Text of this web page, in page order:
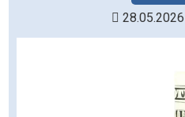
28.05.2026